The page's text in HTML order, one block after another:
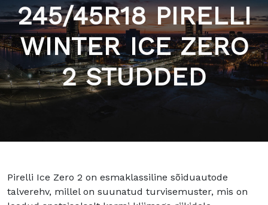
245/45R18 PIRELLI
WINTER ICE ZERO
2 STUDDED
Pirelli Ice Zero 2 on esmaklassiline sõiduautode
talverehv, millel on suunatud turvisemuster, mis on